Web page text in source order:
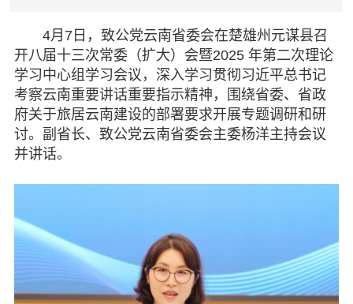
曲靖
大理
保山
楚雄
昭通
履行职责
自身建设
4月7日，致公党云南省委会在楚雄州元谋县召
开八届十三次常委（扩大）会暨2025 年第二次理论
学习中心组学习会议，深入学习贯彻习近平总书记
考察云南重要讲话重要指示精神，围绕省委、省政
府关于旅居云南建设的部署要求开展专题调研和研
讨。副省长、致公党云南省委会主委杨洋主持会议
并讲话。